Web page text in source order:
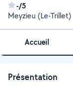
-/5
Meyzieu (Le-Trillet)
Accueil
Présentation